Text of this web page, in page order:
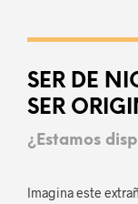
SER DE
SER
¿Estamos
Imagina este